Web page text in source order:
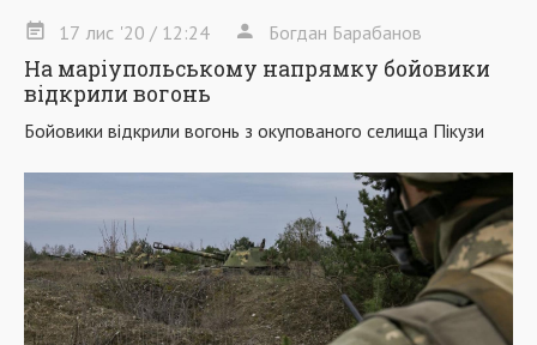
17 лис '20 / 12:24 Богдан Барабанов
На маріупольському напрямку бойовики
відкрили вогонь
Бойовики відкрили вогонь з окупованого селища Пікузи